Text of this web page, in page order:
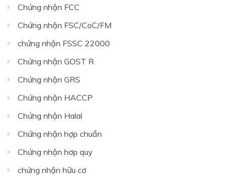
Chứng nhận FCC
Chứng nhận FSC/CoC/FM
chứng nhận FSSC 22000
Chứng nhận GOST R
Chứng nhận GRS
Chứng nhận HACCP
Chứng nhận Halal
Chứng nhận hợp chuẩn
Chứng nhận hơp quy
chứng nhận hữu cơ